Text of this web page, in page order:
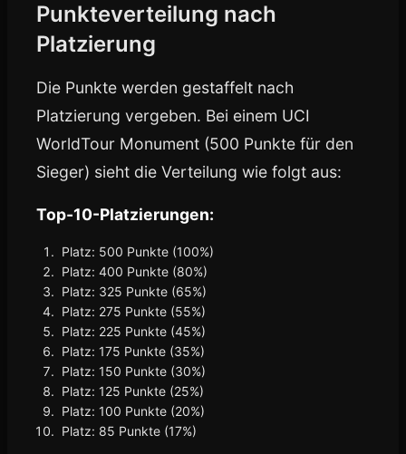
Punkteverteilung nach
Platzierung
Die Punkte werden gestaffelt nach
Platzierung vergeben. Bei einem UCI
WorldTour Monument (500 Punkte für den
Sieger) sieht die Verteilung wie folgt aus:
Top-10-Platzierungen:
Platz: 500 Punkte (100%)
Platz: 400 Punkte (80%)
Platz: 325 Punkte (65%)
Platz: 275 Punkte (55%)
Platz: 225 Punkte (45%)
Platz: 175 Punkte (35%)
Platz: 150 Punkte (30%)
Platz: 125 Punkte (25%)
Platz: 100 Punkte (20%)
Platz: 85 Punkte (17%)